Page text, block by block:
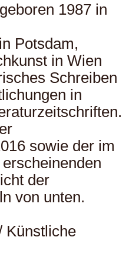
1987 in
Potsdam,
in Wien
Schreiben
in
sowie der im
der
von unten.
Künstliche